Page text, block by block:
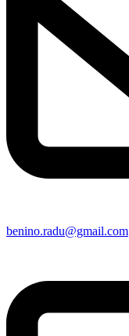
benino.radu@gmail.com